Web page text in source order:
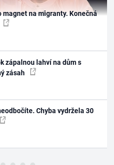
na migranty. Konečná
zápalnou lahví na dům s
zásah
Chyba vydržela 30